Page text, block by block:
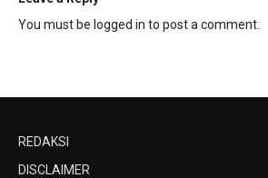
You must be logged in to post a comment.
REDAKSI
DISCLAIMER